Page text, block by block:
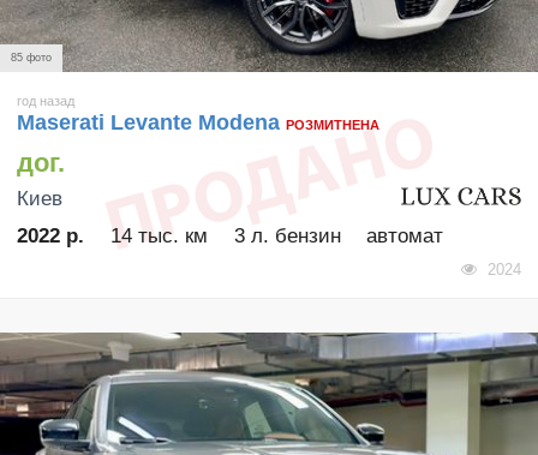
85 фото
год назад
Maserati Levante Modena РОЗМИТНЕНА
дог.
Киев
2022 р.
14 тыс. км 3 л. бензин автомат
2024